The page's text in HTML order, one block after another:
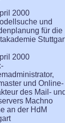
2000
und
für die
2000
und Online-
des Mail-
Machno
an der HdM